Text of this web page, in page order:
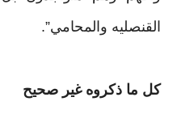
القنصليه والمحامي”.
كل ما ذكروه غير صحيح